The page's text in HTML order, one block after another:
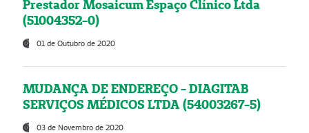
Prestador Mosaicum Espaço Clínico Ltda
(51004352-0)
01 de Outubro de 2020
MUDANÇA DE ENDEREÇO - DIAGITAB
SERVIÇOS MÉDICOS LTDA (54003267-5)
03 de Novembro de 2020